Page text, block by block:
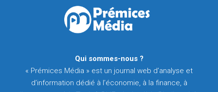
Qui sommes-nous ?
« Prémices Média » est un journal web d’analyse et
d’information dédié à l’économie, à la finance, à